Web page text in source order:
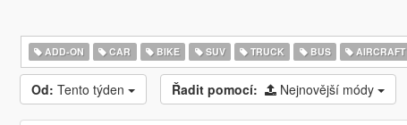
ADD-ON CAR BIKE SUV TRUCK BUS AIRCRAFT
Od: Tento týden Řadit pomocí: Nejnovější módy